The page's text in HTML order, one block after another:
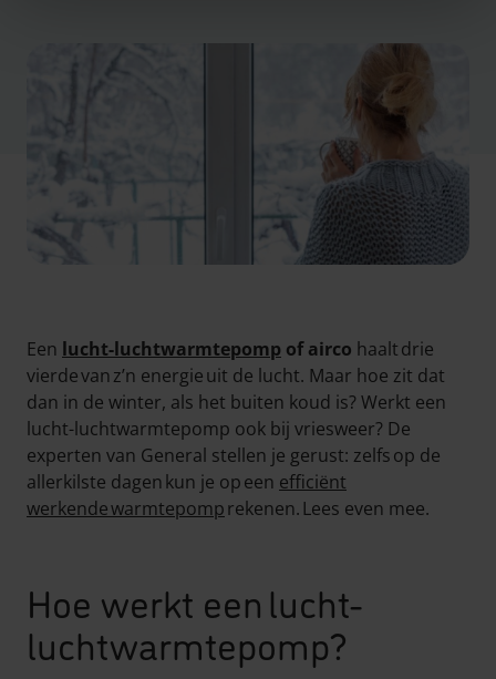
Een lucht-luchtwarmtepomp of airco haalt drie
vierde van z’n energie uit de lucht. Maar hoe zit dat
dan in de winter, als het buiten koud is? Werkt een
lucht-luchtwarmtepomp ook bij vriesweer? De
experten van General stellen je gerust: zelfs op de
allerkilste dagen kun je op een efficiënt
werkende warmtepomprekenen. Lees even mee.
Hoe werkt een lucht-
luchtwarmtepomp?